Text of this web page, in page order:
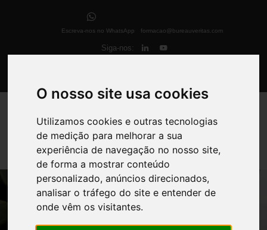
O nosso site usa cookies
Utilizamos cookies e outras tecnologias
de medição para melhorar a sua
experiência de navegação no nosso site,
de forma a mostrar conteúdo
personalizado, anúncios direcionados,
analisar o tráfego do site e entender de
onde vêm os visitantes.
Escreva-nos no WhatsApp formacao@bureauveritas.com
Siga-nos: